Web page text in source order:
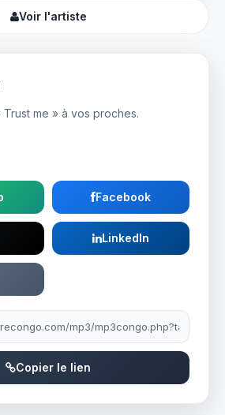
Voir l'artiste
me » à vos proches.
Facebook
LinkedIn
Copier le lien